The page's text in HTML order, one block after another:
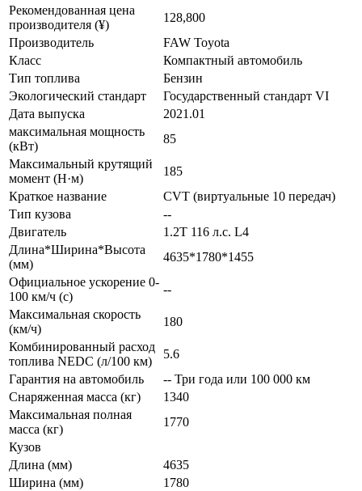
Рекомендованная цена
производителя (¥)
128,800
Производитель
FAW Toyota
Класс
Компактный автомобиль
Тип топлива
Бензин
Экологический стандарт
Государственный стандарт VI
Дата выпуска
2021.01
максимальная мощность
(кВт)
85
Максимальный крутящий
момент (Н·м)
185
Краткое название
CVT (виртуальные 10 передач)
Тип кузова
--
Двигатель
1.2T 116 л.с. L4
Длина*Ширина*Высота
(мм)
4635*1780*1455
Официальное ускорение 0-
100 км/ч (с)
--
Максимальная скорость
(км/ч)
180
Комбинированный расход
топлива NEDC (л/100 км)
5.6
Гарантия на автомобиль
-- Три года или 100 000 км
Снаряженная масса (кг)
1340
Максимальная полная
масса (кг)
1770
Кузов
Длина (мм)
4635
Ширина (мм)
1780